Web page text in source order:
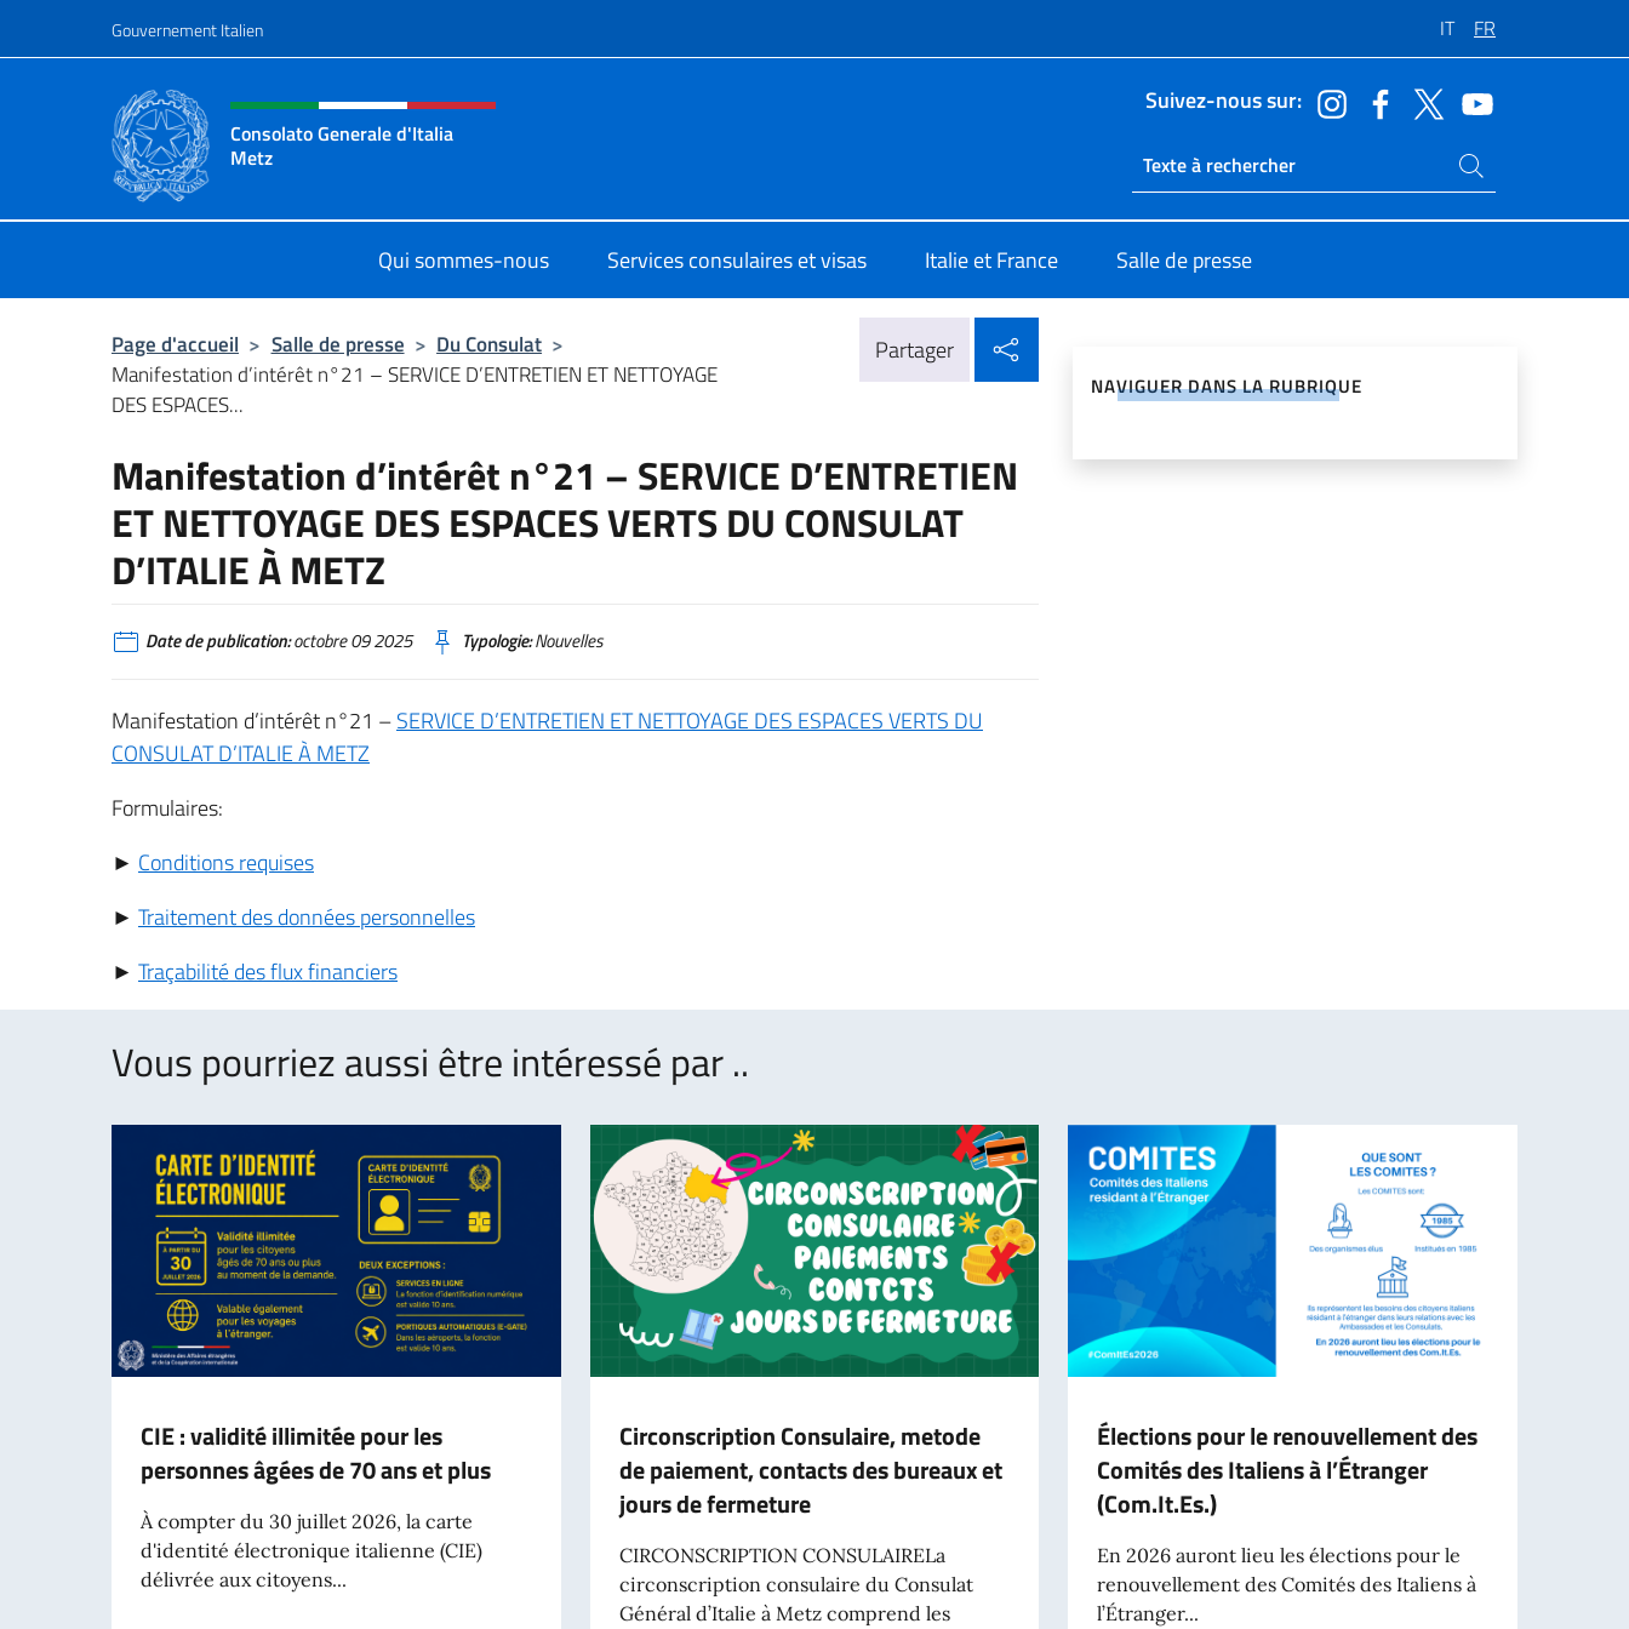
Gouvernement Italien IT FR
Site Web, social et en-tête de menu
Consolato Generale d'Italia
Metz
Suivez-nous sur:
Ricerca sito live
Rechercher dans le site
Qui sommes-nous Services consulaires et visas Italie et France Salle de presse
Page d'accueil > Salle de presse > Du Consulat >
Manifestation d’intérêt n°21 – SERVICE D’ENTRETIEN ET NETTOYAGE
DES ESPACES...
Partager
Manifestation d’intérêt n°21 – SERVICE D’ENTRETIEN
ET NETTOYAGE DES ESPACES VERTS DU CONSULAT
D’ITALIE À METZ
Date de publication:octobre 09 2025 Typologie:Nouvelles
Manifestation d’intérêt n°21 –SERVICE D’ENTRETIEN ET NETTOYAGE DES ESPACES VERTS DU
CONSULAT D’ITALIE À METZ
Formulaires:
► Conditions requises
► Traitement des données personnelles
► Traçabilité des flux financiers
NAVIGUER DANS LA RUBRIQUE
Vous pourriez aussi être intéressé par ..
CIE : validité illimitée pour les
personnes âgées de 70 ans et plus
À compter du 30 juillet 2026, la carte
d'identité électronique italienne (CIE)
délivrée aux citoyens...
Circonscription Consulaire, metode
de paiement, contacts des bureaux et
jours de fermeture
CIRCONSCRIPTION CONSULAIRELa
circonscription consulaire du Consulat
Général d’Italie à Metz comprend les
Élections pour le renouvellement des
Comités des Italiens à l’Étranger
(Com.It.Es.)
En 2026 auront lieu les élections pour le
renouvellement des Comités des Italiens à
l’Étranger...